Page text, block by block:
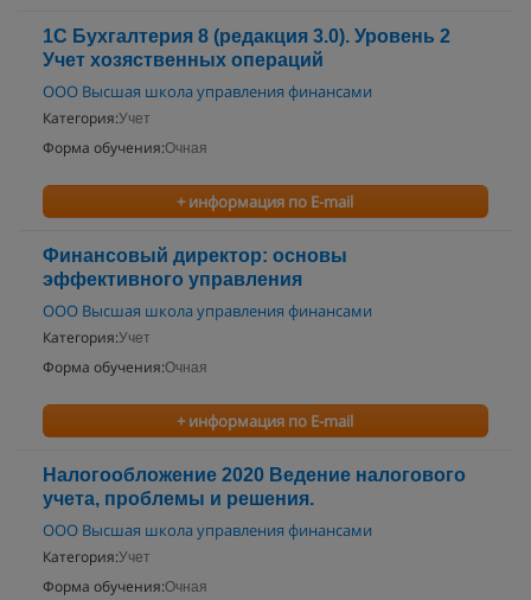
1С Бухгалтерия 8 (редакция 3.0). Уровень 2
Учет хозяственных операций
ООО Высшая школа управления финансами
Категория:Учет
Форма обучения:Очная
+ информация по E-mail
Финансовый директор: основы
эффективного управления
ООО Высшая школа управления финансами
Категория:Учет
Форма обучения:Очная
+ информация по E-mail
Налогообложение 2020 Ведение налогового
учета, проблемы и решения.
ООО Высшая школа управления финансами
Категория:Учет
Форма обучения:Очная